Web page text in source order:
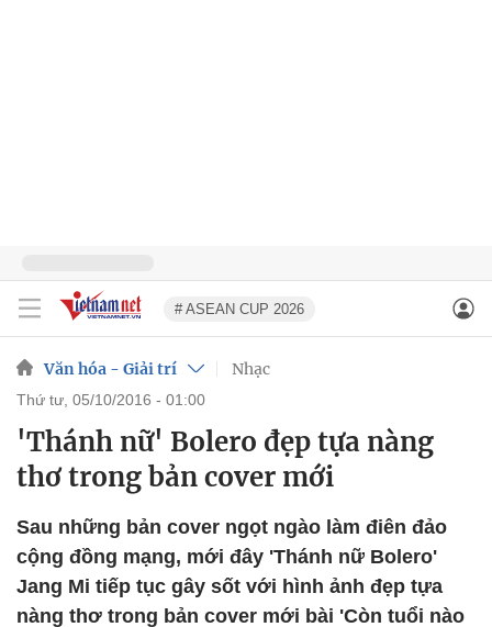
# ASEAN CUP 2026
Văn hóa - Giải trí Nhạc
thứ tư, 05/10/2016 - 01:00
'Thánh nữ' Bolero đẹp tựa nàng
thơ trong bản cover mới
Sau những bản cover ngọt ngào làm điên đảo
cộng đồng mạng, mới đây 'Thánh nữ Bolero'
Jang Mi tiếp tục gây sốt với hình ảnh đẹp tựa
nàng thơ trong bản cover mới bài 'Còn tuổi nào